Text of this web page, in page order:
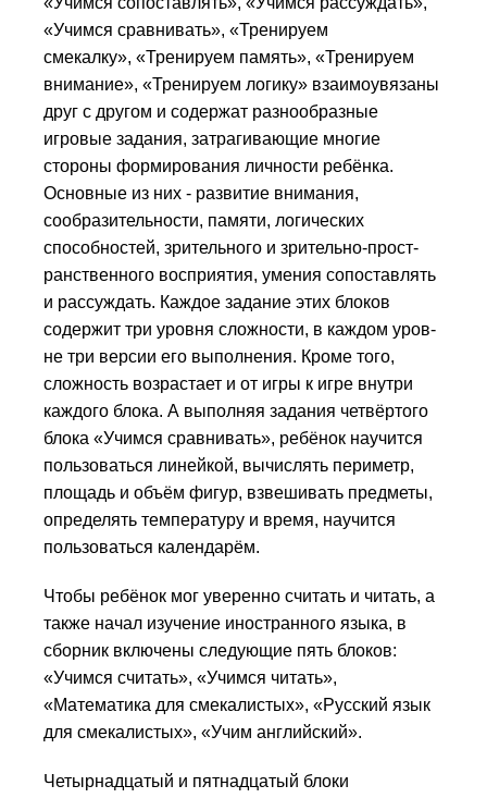
«Учимся сравнивать», «Тренируем
смекалку», «Тренируем память», «Тренируем
внимание», «Тренируем логику» взаимоувязаны
друг с дру­гом и содержат разно­образные
игровые задания, затра­гивающие многие
стороны форми­рования личности ребёнка.
Основные из них - развитие внимания,
сообразитель­ности, памяти, логических
способностей, зрительного и зрительно-прост­
ран­ственного вос­приятия, умения сопоставлять
и рассуждать. Каждое задание этих блоков
содержит три уров­ня сложности, в каж­дом уров­
не три версии его выполнения. Кроме того,
сложность возрастает и от игры к игре внутри
каж­дого блока. А выполняя задания четвёртого
блока «Учимся сравнивать», ребёнок научится
пользоваться линейкой, вычислять периметр,
площадь и объём фигур, взвешивать предметы,
определять температуру и время, научится
пользоваться календарём.
Чтобы ребёнок мог уверенно считать и читать, а
также начал изучение иностранного языка, в
сборник включены следующие пять блоков:
«Учимся считать», «Учимся читать»,
«Математика для смекалистых», «Русский язык
для смекалистых», «Учим английский».
Четырнадцатый и пятнадцатый блоки